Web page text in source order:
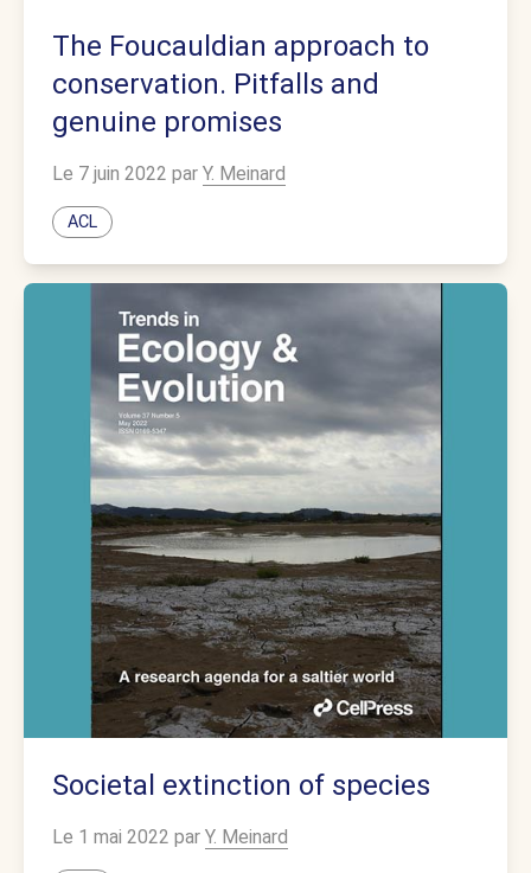
The Foucauldian approach to
conservation. Pitfalls and
genuine promises
Le 7 juin 2022 par Y. Meinard
ACL
Societal extinction of species
Le 1 mai 2022 par Y. Meinard